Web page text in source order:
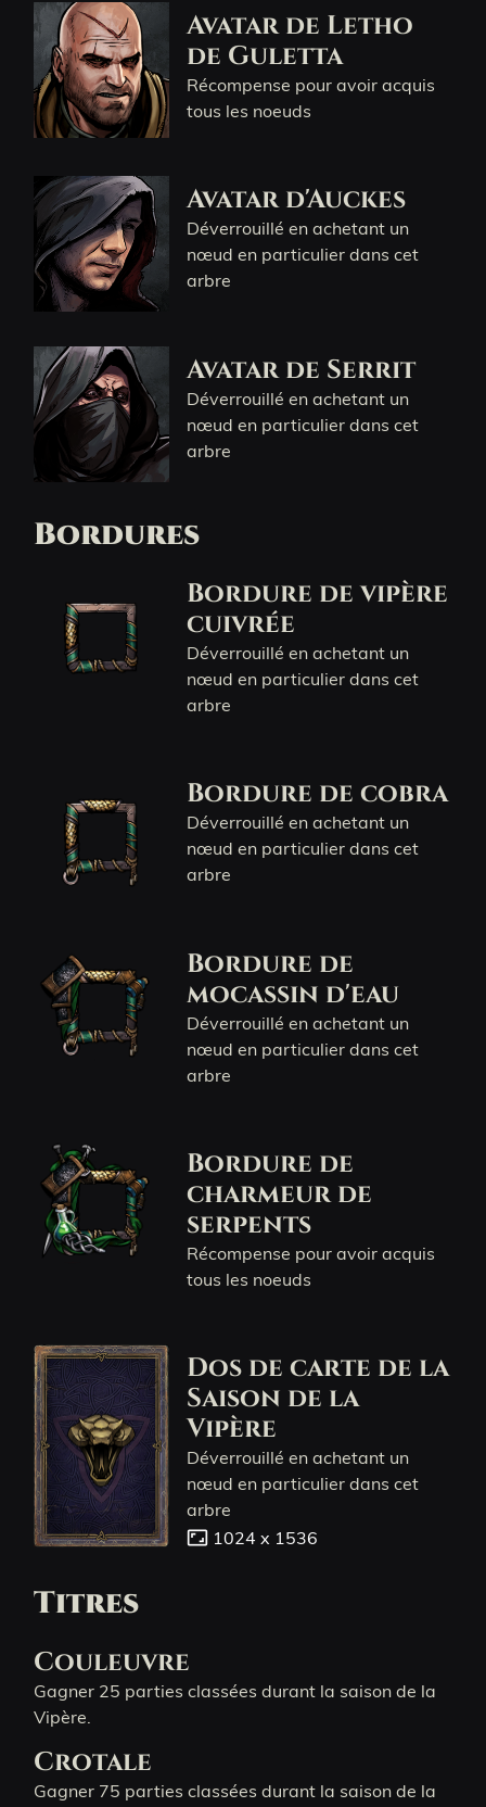
Avatar de Letho
de Guletta
Récompense pour avoir acquis
tous les noeuds
Avatar d'Auckes
Déverrouillé en achetant un
nœud en particulier dans cet
arbre
Avatar de Serrit
Déverrouillé en achetant un
nœud en particulier dans cet
arbre
Bordures
Bordure de vipère
cuivrée
Déverrouillé en achetant un
nœud en particulier dans cet
arbre
Bordure de cobra
Déverrouillé en achetant un
nœud en particulier dans cet
arbre
Bordure de
mocassin d'eau
Déverrouillé en achetant un
nœud en particulier dans cet
arbre
Bordure de
charmeur de
serpents
Récompense pour avoir acquis
tous les noeuds
Dos de carte de la
Saison de la
Vipère
Déverrouillé en achetant un
nœud en particulier dans cet
arbre
aspect_ratio 1024 x 1536
Titres
Couleuvre
Gagner 25 parties classées durant la saison de la
Vipère.
Crotale
Gagner 75 parties classées durant la saison de la